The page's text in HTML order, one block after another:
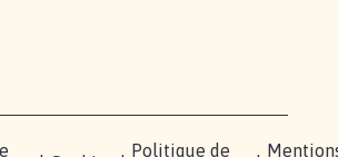
Politique de